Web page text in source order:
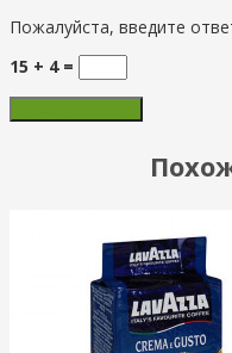
Пожалуйста, введите
15 + 4 =